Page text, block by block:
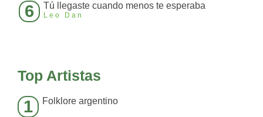
6 Tú llegaste cuando menos te esperaba
Leo Dan
Top Artistas
1 Folklore argentino